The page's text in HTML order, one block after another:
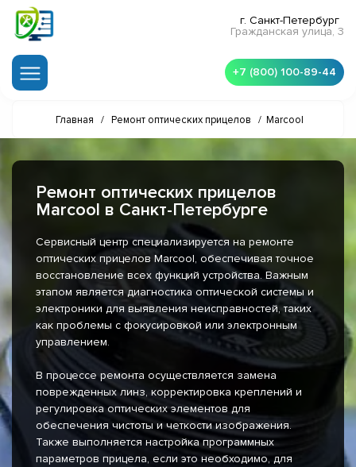
г. Санкт-Петербург
Гражданская улица, 3
+7 (800) 100-89-44
Главная / Ремонт оптических прицелов / Marcool
Ремонт оптических прицелов
Marcool в Санкт-Петербурге
Сервисный центр специализируется на ремонте
оптических прицелов Marcool, обеспечивая точное
восстановление всех функций устройства. Важным
этапом является диагностика оптической системы и
электроники для выявления неисправностей, таких
как проблемы с фокусировкой или электронным
управлением.
В процессе ремонта осуществляется замена
поврежденных линз, корректировка креплений и
регулировка оптических элементов для
обеспечения чистоты и четкости изображения.
Также выполняется настройка программных
параметров прицела, если это необходимо, для